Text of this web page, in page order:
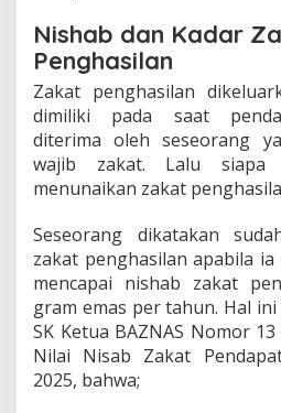
Nishab dan Kadar
Penghasilan
Zakat penghasilan
dimiliki pada saat
diterima oleh seseorang
wajib zakat. Lalu
menunaikan zakat
Seseorang dikatakan
zakat penghasilan apabila
mencapai nishab zakat
gram emas per tahun. Hal
SK Ketua BAZNAS Nomor
Nilai Nisab Zakat
2025, bahwa;